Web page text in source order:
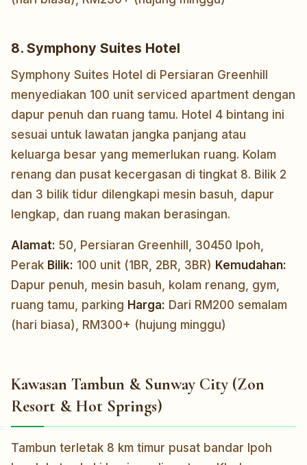
8. Symphony Suites Hotel
Symphony Suites Hotel di Persiaran Greenhill
menyediakan 100 unit serviced apartment dengan
dapur penuh dan ruang tamu. Hotel 4 bintang ini
sesuai untuk lawatan jangka panjang atau
keluarga besar yang memerlukan ruang. Kolam
renang dan pusat kecergasan di tingkat 8. Bilik 2
dan 3 bilik tidur dilengkapi mesin basuh, dapur
lengkap, dan ruang makan berasingan.
Alamat: 50, Persiaran Greenhill, 30450 Ipoh,
Perak Bilik: 100 unit (1BR, 2BR, 3BR) Kemudahan:
Dapur penuh, mesin basuh, kolam renang, gym,
ruang tamu, parking Harga: Dari RM200 semalam
(hari biasa), RM300+ (hujung minggu)
Kawasan Tambun & Sunway City (Zon
Resort & Hot Springs)
Tambun terletak 8 km timur pusat bandar Ipoh